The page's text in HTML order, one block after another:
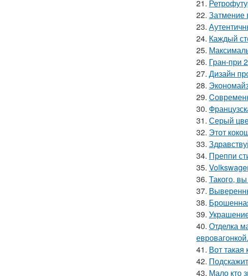
21.
22. Затмение
23.
24. Каждый
25.
26. Гран-при
27. Дизайн
28.
29.
30.
31. Серый
32. Этот
33.
34. Преппи
35.
36. Такого,
37.
38.
39.
40. Отделка
евровагонкой.
41. Вот такая
42.
43. Мало кто